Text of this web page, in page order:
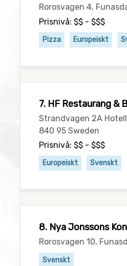
Rorosvagen 4,
Prisnivå: $$ - $$$
Pizza Europeiskt
7. HF Restaurang &
Strandvagen 2A
840 95 Sweden
Prisnivå: $$ - $$$
Europeiskt Svenskt
8. Nya Jonssons
Rorosvagen 10,
Svenskt